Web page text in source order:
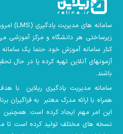
سامانه های مدیریت یادگیری (LMS)
زیرساختی هر دانشگاه و مرکز آموزشی
کنار سامانه آموزش خود حتما یک سامانه lms
آزمونهای آنلاین تهیه کرده یا در حال
باشند.
سامانه مدیریت یادگیری ریلاین با
همراه با ارائه مدرک معتبر به فراگیران
این امر مهم ایجاد کرده است. همچنین
نسخه های مختلف تولید کرده است تا